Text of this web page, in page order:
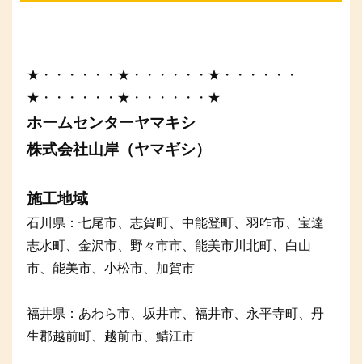
★・・・・・・★・・・・・・★・・・・・・
★・・・・・・★・・・・・・★
ホームセンターヤマキシ
株式会社山岸（ヤマギシ）
施工地域
石川県：七尾市、志賀町、中能登町、羽咋市、宝達
志水町、金沢市、野々市市、能美市川北町、白山
市、能美市、小松市、加賀市
福井県：あわら市、坂井市、福井市、永平寺町、丹
生郡越前町、越前市、鯖江市